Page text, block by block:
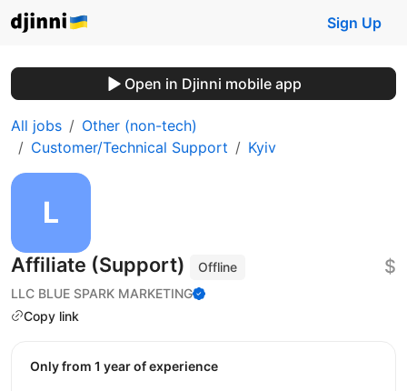
Sign Up
Open in Djinni mobile app
All jobs
Other (non-tech)
Customer/Technical Support
Kyiv
Affiliate (Support)
Offline
LLC BLUE SPARK MARKETING
Copy link
$
Only from 1 year of experience